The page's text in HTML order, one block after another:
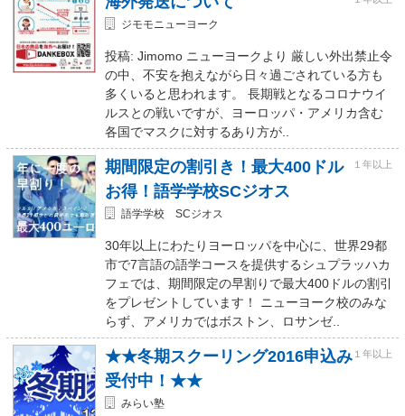
ジモモニューヨーク
投稿: Jimomo ニューヨークより 厳しい外出禁止令
の中、不安を抱えながら日々過ごされている方も
多くいると思われます。 長期戦となるコロナウイ
ルスとの戦いですが、ヨーロッパ・アメリカ含む
各国でマスクに対するあり方が..
期間限定の割引き！最大400ドル
お得！語学学校SCジオス
１年以上
語学学校 SCジオス
30年以上にわたりヨーロッパを中心に、世界29都
市で7言語の語学コースを提供するシュプラッハカ
フェでは、期間限定の早割りで最大400ドルの割引
をプレゼントしています！ ニューヨーク校のみな
らず、アメリカではボストン、ロサンゼ..
★★冬期スクーリング2016申込み
受付中！★★
１年以上
みらい塾